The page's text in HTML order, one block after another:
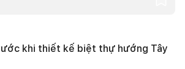
khi thiết kế biệt thự hướng Tây